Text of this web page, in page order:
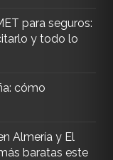
para seguros:
y todo lo
cómo
Almería y El
baratas este